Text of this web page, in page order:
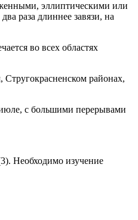
эллиптическими или
раза длиннее завязи, на
во всех областях
районах,
с большими перерывами
Необходи­мо изучение